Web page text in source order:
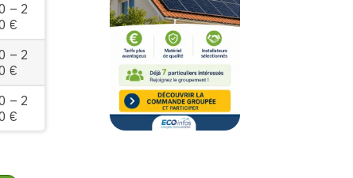
– 2
€
– 2
€
– 2
€